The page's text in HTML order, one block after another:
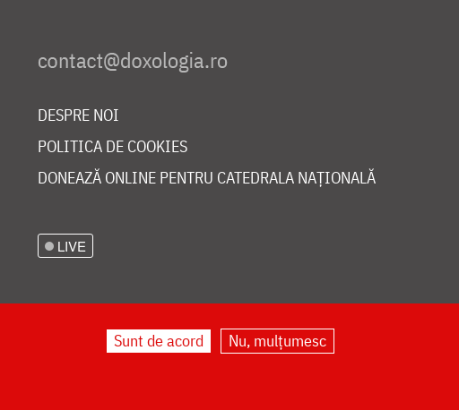
DESPRE NOI
POLITICA DE COOKIES
DONEAZĂ ONLINE PENTRU CATEDRALA NAȚIONALĂ
LIVE
Sunt de acord Nu, mulțumesc